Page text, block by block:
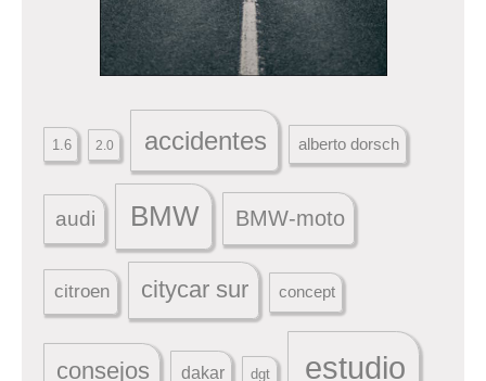
1.6 2.0 accidentes alberto dorsch
audi BMW BMW-moto
citroen citycar sur concept
consejos dakar dgt estudio